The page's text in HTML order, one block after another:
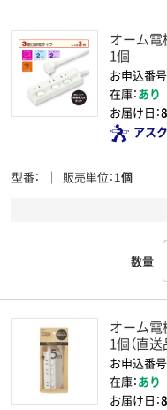
オーム電
1個
お申込番
在庫：あり
お届け日：
アス
型番 販売単位 1個
数量
オーム電
1個（直送
お申込番号
在庫：あり
お届け日：